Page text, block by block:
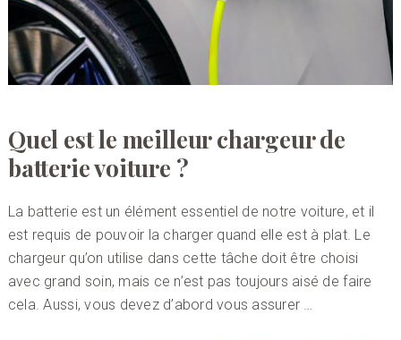
Quel est le meilleur chargeur de
batterie voiture ?
La batterie est un élément essentiel de notre voiture, et il
est requis de pouvoir la charger quand elle est à plat. Le
chargeur qu’on utilise dans cette tâche doit être choisi
avec grand soin, mais ce n’est pas toujours aisé de faire
cela. Aussi, vous devez d’abord vous assurer …